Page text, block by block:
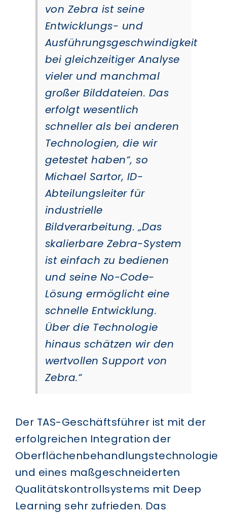
von Zebra ist seine
Entwicklungs- und
Ausführungsgeschwindigkeit
bei gleichzeitiger Analyse
vieler und manchmal
großer Bilddateien. Das
erfolgt wesentlich
schneller als bei anderen
Technologien, die wir
getestet haben“, so
Michael Sartor, ID-
Abteilungsleiter für
industrielle
Bildverarbeitung. „Das
skalierbare Zebra-System
ist einfach zu bedienen
und seine No-Code-
Lösung ermöglicht eine
schnelle Entwicklung.
Über die Technologie
hinaus schätzen wir den
wertvollen Support von
Zebra.“
Der TAS-Geschäftsführer ist mit der
erfolgreichen Integration der
Oberflächenbehandlungstechnologie
und eines maßgeschneiderten
Qualitätskontrollsystems mit Deep
Learning sehr zufrieden. Das